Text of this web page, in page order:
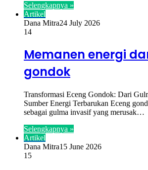
Selengkapnya »
Artikel
Dana Mitra24 July 2026
14
Memanen energi
gondok
Transformasi Eceng Gondok: Dari
Sumber Energi Terbarukan Eceng
sebagai gulma invasif yang merusak…
Selengkapnya »
Artikel
Dana Mitra15 June 2026
15